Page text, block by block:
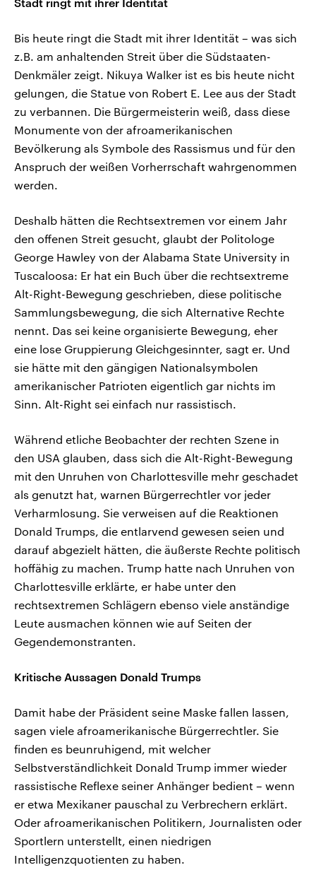
Stadt ringt mit ihrer Identität
Bis heute ringt die Stadt mit ihrer Identität – was sich
z.B. am anhaltenden Streit über die Südstaaten-
Denkmäler zeigt. Nikuya Walker ist es bis heute nicht
gelungen, die Statue von Robert E. Lee aus der Stadt
zu verbannen. Die Bürgermeisterin weiß, dass diese
Monumente von der afroamerikanischen
Bevölkerung als Symbole des Rassismus und für den
Anspruch der weißen Vorherrschaft wahrgenommen
werden.
Deshalb hätten die Rechtsextremen vor einem Jahr
den offenen Streit gesucht, glaubt der Politologe
George Hawley von der Alabama State University in
Tuscaloosa: Er hat ein Buch über die rechtsextreme
Alt-Right-Bewegung geschrieben, diese politische
Sammlungsbewegung, die sich Alternative Rechte
nennt. Das sei keine organisierte Bewegung, eher
eine lose Gruppierung Gleichgesinnter, sagt er. Und
sie hätte mit den gängigen Nationalsymbolen
amerikanischer Patrioten eigentlich gar nichts im
Sinn. Alt-Right sei einfach nur rassistisch.
Während etliche Beobachter der rechten Szene in
den USA glauben, dass sich die Alt-Right-Bewegung
mit den Unruhen von Charlottesville mehr geschadet
als genutzt hat, warnen Bürgerrechtler vor jeder
Verharmlosung. Sie verweisen auf die Reaktionen
Donald Trumps, die entlarvend gewesen seien und
darauf abgezielt hätten, die äußerste Rechte politisch
hoffähig zu machen. Trump hatte nach Unruhen von
Charlottesville erklärte, er habe unter den
rechtsextremen Schlägern ebenso viele anständige
Leute ausmachen können wie auf Seiten der
Gegendemonstranten.
Kritische Aussagen Donald Trumps
Damit habe der Präsident seine Maske fallen lassen,
sagen viele afroamerikanische Bürgerrechtler. Sie
finden es beunruhigend, mit welcher
Selbstverständlichkeit Donald Trump immer wieder
rassistische Reflexe seiner Anhänger bedient – wenn
er etwa Mexikaner pauschal zu Verbrechern erklärt.
Oder afroamerikanischen Politikern, Journalisten oder
Sportlern unterstellt, einen niedrigen
Intelligenzquotienten zu haben.